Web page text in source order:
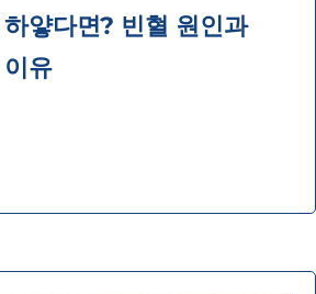
얗다면? 빈혈 원인과
유